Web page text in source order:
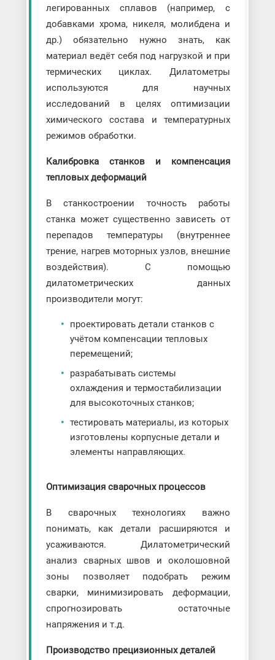
легированных сплавов (например, с
добавками хрома, никеля, молибдена и
др.) обязательно нужно знать, как
материал ведёт себя под нагрузкой и при
термических циклах. Дилатометры
используются для научных
исследований в целях оптимизации
химического состава и температурных
режимов обработки.
Калибровка станков и компенсация
тепловых деформаций
В станкостроении точность работы
станка может существенно зависеть от
перепадов температуры (внутреннее
трение, нагрев моторных узлов, внешние
воздействия). С помощью
дилатометрических данных
производители могут:
проектировать детали станков с
учётом компенсации тепловых
перемещений;
разрабатывать системы
охлаждения и термостабилизации
для высокоточных станков;
тестировать материалы, из которых
изготовлены корпусные детали и
элементы направляющих.
Оптимизация сварочных процессов
В сварочных технологиях важно
понимать, как детали расширяются и
усаживаются. Дилатометрический
анализ сварных швов и околошовной
зоны позволяет подобрать режим
сварки, минимизировать деформации,
спрогнозировать остаточные
напряжения и т.д.
Производство прецизионных деталей